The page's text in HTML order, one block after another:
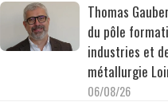
Thomas
du pôle
industries et
métallurgie
06/08/26